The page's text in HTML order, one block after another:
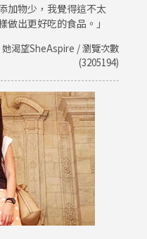
加物少，我覺得這不太
出更好吃的食品。」
她渴望SheAspire / 瀏覽次數
(3205194)